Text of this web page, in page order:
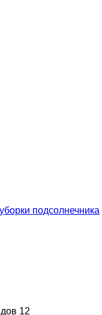
подсолнечника
12